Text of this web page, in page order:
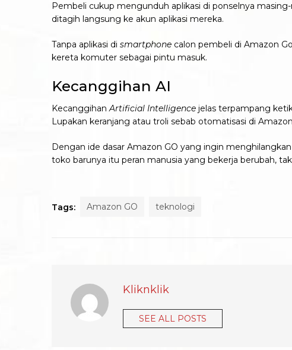
Pembeli cukup mengunduh aplikasi di ponselnya
ditagih langsung ke akun aplikasi mereka.
Tanpa aplikasi di smartphone calon pembeli di Amazon
kereta komuter sebagai pintu masuk.
Kecanggihan AI
Kecanggihan Artificial Intelligence jelas terpampang
Lupakan keranjang atau troli sebab otomatisasi di
Dengan ide dasar Amazon GO yang ingin
toko barunya itu peran manusia yang bekerja berubah,
Tags: Amazon GO teknologi
Kliknklik
SEE ALL POSTS